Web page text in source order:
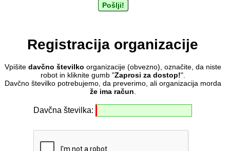
Registracija organizacije
Vpišite davčno številko organizacije (obvezno), označite, da niste
robot in kliknite gumb "Zaprosi za dostop!".
Davčno številko potrebujemo, da preverimo, ali organizacija morda
že ima račun
Davčna številka: